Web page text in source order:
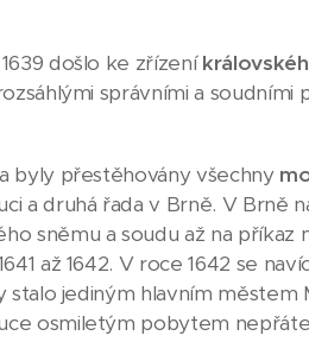
došlo ke zřízení
správními a
byly přestěhovány všechny
a druhá řada v Brně. V Brně
sněmu a soudu až na
až 1642. V roce 1642 se
stalo jediným hlavním městem
osmiletým pobytem